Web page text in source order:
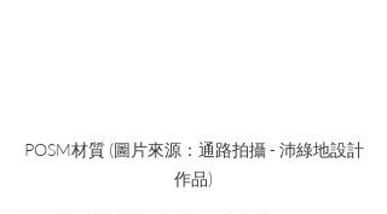
POSM材質 (圖片來源：通路拍攝 - 沛綠地設計
作品)